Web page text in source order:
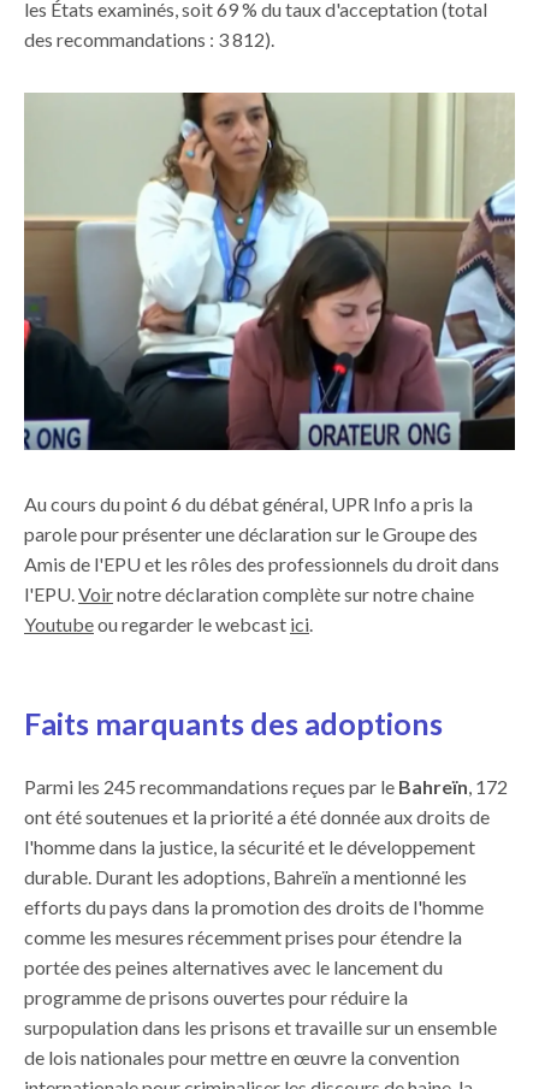
les États examinés, soit 69 % du taux d'acceptation (total
des recommandations : 3 812).
Au cours du point 6 du débat général, UPR Info a pris la
parole pour présenter une déclaration sur le Groupe des
Amis de l'EPU et les rôles des professionnels du droit dans
l'EPU.Voirnotre déclaration complète sur notre chaine
Youtubeou regarder le webcast ici.
Faits marquants des adoptions
Parmi les 245 recommandations reçues par le Bahreïn, 172
ont été soutenues et la priorité a été donnée aux droits de
l'homme dans la justice, la sécurité et le développement
durable. Durant les adoptions, Bahreïn a mentionné les
efforts du pays dans la promotion des droits de l'homme
comme les mesures récemment prises pour étendre la
portée des peines alternatives avec le lancement du
programme de prisons ouvertes pour réduire la
surpopulation dans les prisons et travaille sur un ensemble
de lois nationales pour mettre en œuvre la convention